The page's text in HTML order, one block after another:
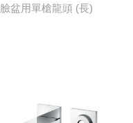
臉盆用單槍龍頭 (長)